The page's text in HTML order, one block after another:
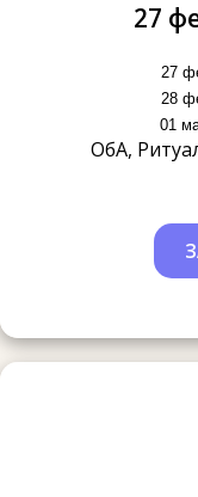
27
27
28
01
ОбА,